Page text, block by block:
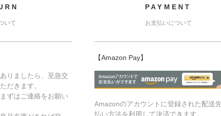
いて
りましたら、至急交
だきます。
ずはご連絡をお願い
PAYMENT
お支払いについて
【Amazon Pay】
Amazonのアカウントに登録された配送
払い方法を利用して決済できます。